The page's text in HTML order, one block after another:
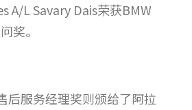
A/L Savary Dais荣获BMW
奖。
后服务经理奖则颁给了阿拉